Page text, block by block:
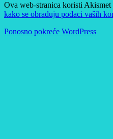
Ova web-stranica koristi Akismet
kako se obrađuju podaci vaših
Ponosno pokreće WordPress